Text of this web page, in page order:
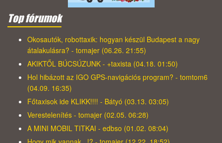
Top fórumok
Okosautók, robottaxik: hogyan készül Budapest a nagy
átalakulásra? - tomajer (06.26. 21:55)
AKIKTŐL BÚCSÚZUNK - +taxista (04.18. 01:50)
Hol hibázott az IGO GPS-navigációs program? - tomtom6
(04.09. 16:35)
Főtaxisok ide KLIKK!!!! - Bátyó (03.13. 03:05)
Verestelenítés - tomajer (02.05. 06:28)
A MINI MOBIL TITKAI - edbso (01.02. 08:04)